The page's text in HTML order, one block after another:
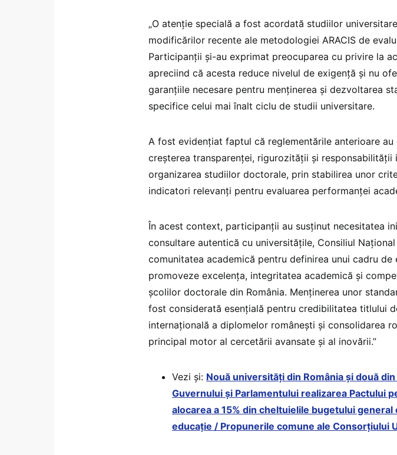
„O atenție specială a fost acordată studiilor
modificărilor recente ale metodologiei ARACIS de
Participanții și-au exprimat preocuparea cu privire la
apreciind că acesta reduce nivelul de exigență și nu
garanțiile necesare pentru menținerea și dezvoltarea
specifice celui mai înalt ciclu de studii universitare.
A fost evidențiat faptul că reglementările anterioare
creșterea transparenței, rigurozității și responsabilității
organizarea studiilor doctorale, prin stabilirea unor
indicatori relevanți pentru evaluarea performanței
În acest context, participanții au susținut necesitatea
consultare autentică cu universitățile, Consiliul
comunitatea academică pentru definirea unui cadru de
promoveze excelența, integritatea academică și
școlilor doctorale din România. Menținerea unor
fost considerată esențială pentru credibilitatea titlului
internațională a diplomelor românești și consolidarea
principal motor al cercetării avansate și al inovării.”
Vezi și: Nouă universități din România și două
Guvernului și Parlamentului realizarea Pactului
alocarea a 15% din cheltuielile bugetului
educație / Propunerile comune ale Consorțiului